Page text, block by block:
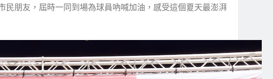
朋友，屆時一同到場為球員吶喊加油，感受這個夏天最澎湃